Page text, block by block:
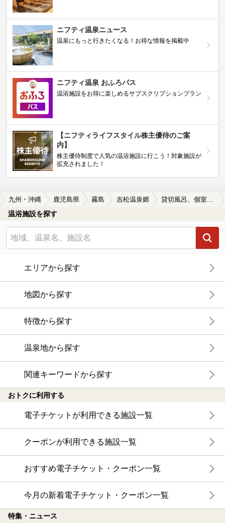
ニフティ温泉ニュース
温泉にもっと行きたくなる！お得な情報を掲載中
ニフティ温泉 おふろパス
温浴施設をお得に楽しめるサブスクリプションプラン
【ニフティライフスタイル株主優待のご案
内】
株主優待制度で人気の温浴施設に行こう！対象施設が
拡充されました！
九州・沖縄 鹿児島県 霧島 吉松温泉郷
温浴施設を探す
エリアから探す
地図から探す
特徴から探す
温泉地から探す
関連キーワードから探す
おトクに利用する
電子チケットが利用できる施設一覧
クーポンが利用できる施設一覧
おすすめ電子チケット・クーポン一覧
今月の新着電子チケット・クーポン一覧
特集・ニュース